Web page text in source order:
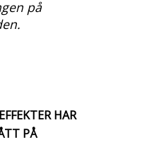
på
HAR
PÅ